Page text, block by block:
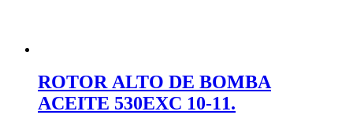
ROTOR ALTO DE BOMBA
ACEITE 530EXC 10-11.